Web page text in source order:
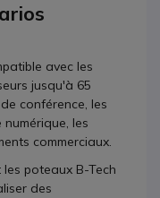
avec les
jusqu'à 65
conférence, les
les
commerciaux.
poteaux B-Tech
des